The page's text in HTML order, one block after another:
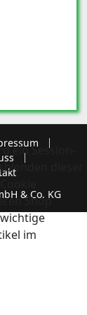
& Co. KG
ein Session-
dieser
Shop
im